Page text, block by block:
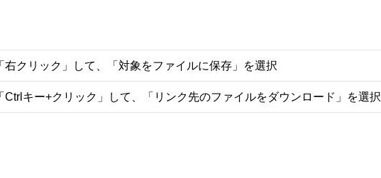
右クリック」して、「対象をファイルに保存」を選択
Ctrlキー+クリック」して、「リンク先のファイルをダウンロード」を選択